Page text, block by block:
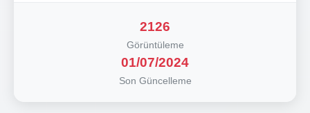
2126
Görüntüleme
01/07/2024
Son Güncelleme